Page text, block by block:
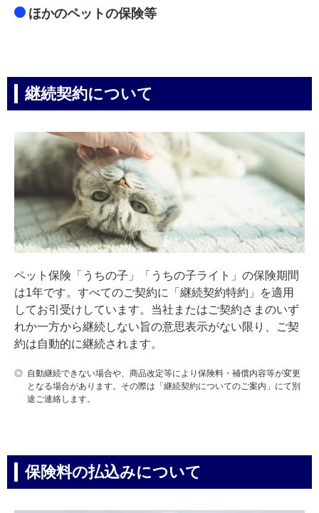
ほかのペットの保険等
継続契約について
ペット保険「うちの子」「うちの子ライト」の保険期間
は1年です。すべてのご契約に「継続契約特約」を適用
してお引受けしています。当社またはご契約さまのいず
れか一方から継続しない旨の意思表示がない限り、ご契
約は自動的に継続されます。
◎ 自動継続できない場合や、商品改定等により保険料・補償内容等が変更
となる場合があります。その際は「継続契約についてのご案内」にて別
途ご連絡します。
保険料の払込みについて